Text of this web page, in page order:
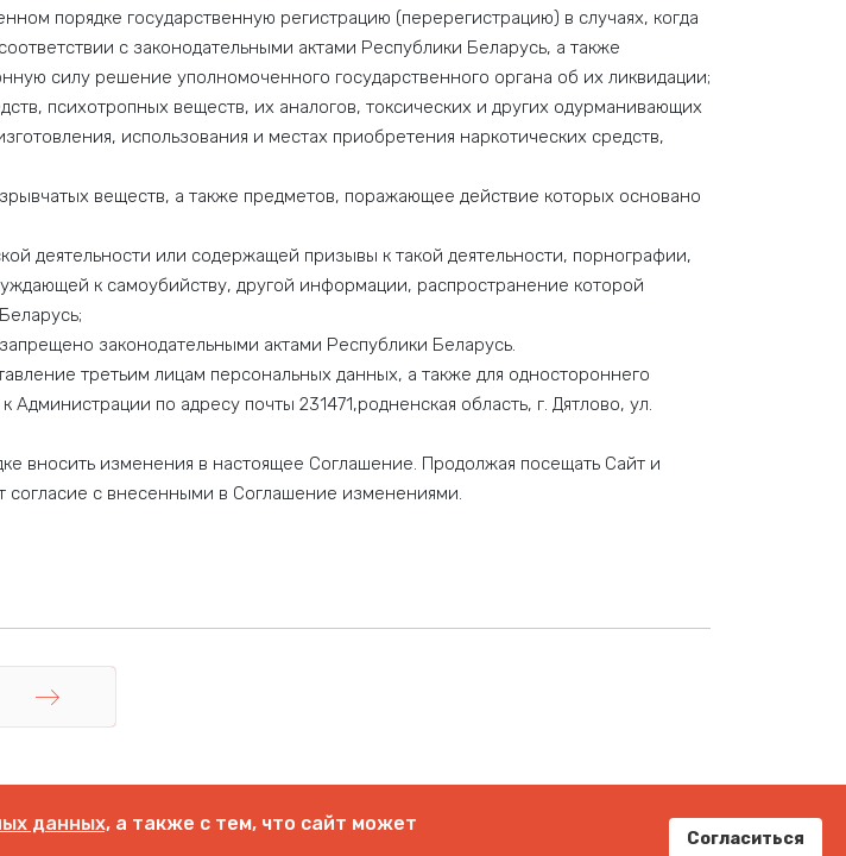
порядке государственную регистрацию (перерегистрацию) в случаях, когда
с законодательными актами Республики Беларусь, а также
силу решение уполномоченного государственного органа об их ликвидации;
психотропных веществ, их аналогов, токсических и других одурманивающих
использования и местах приобретения наркотических средств,
веществ, а также предметов, поражающее действие которых основано
деятельности или содержащей призывы к такой деятельности, порнографии,
к самоубийству, другой информации, распространение которой
законодательными актами Республики Беларусь.
третьим лицам персональных данных, а также для одностороннего
по адресу почты 231471,родненская область, г. Дятлово, ул.
вносить изменения в настоящее Соглашение. Продолжая посещать Сайт и
согласие с внесенными в Соглашение изменениями.
данных, а также с тем, что сайт может
Согласиться